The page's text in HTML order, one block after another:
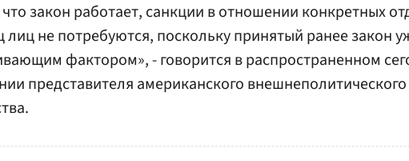
закон работает, санкции в отношении конкретных
лиц не потребуются, поскольку принятый ранее закон
фактором», - говорится в распространенном
представителя американского внешнеполитического